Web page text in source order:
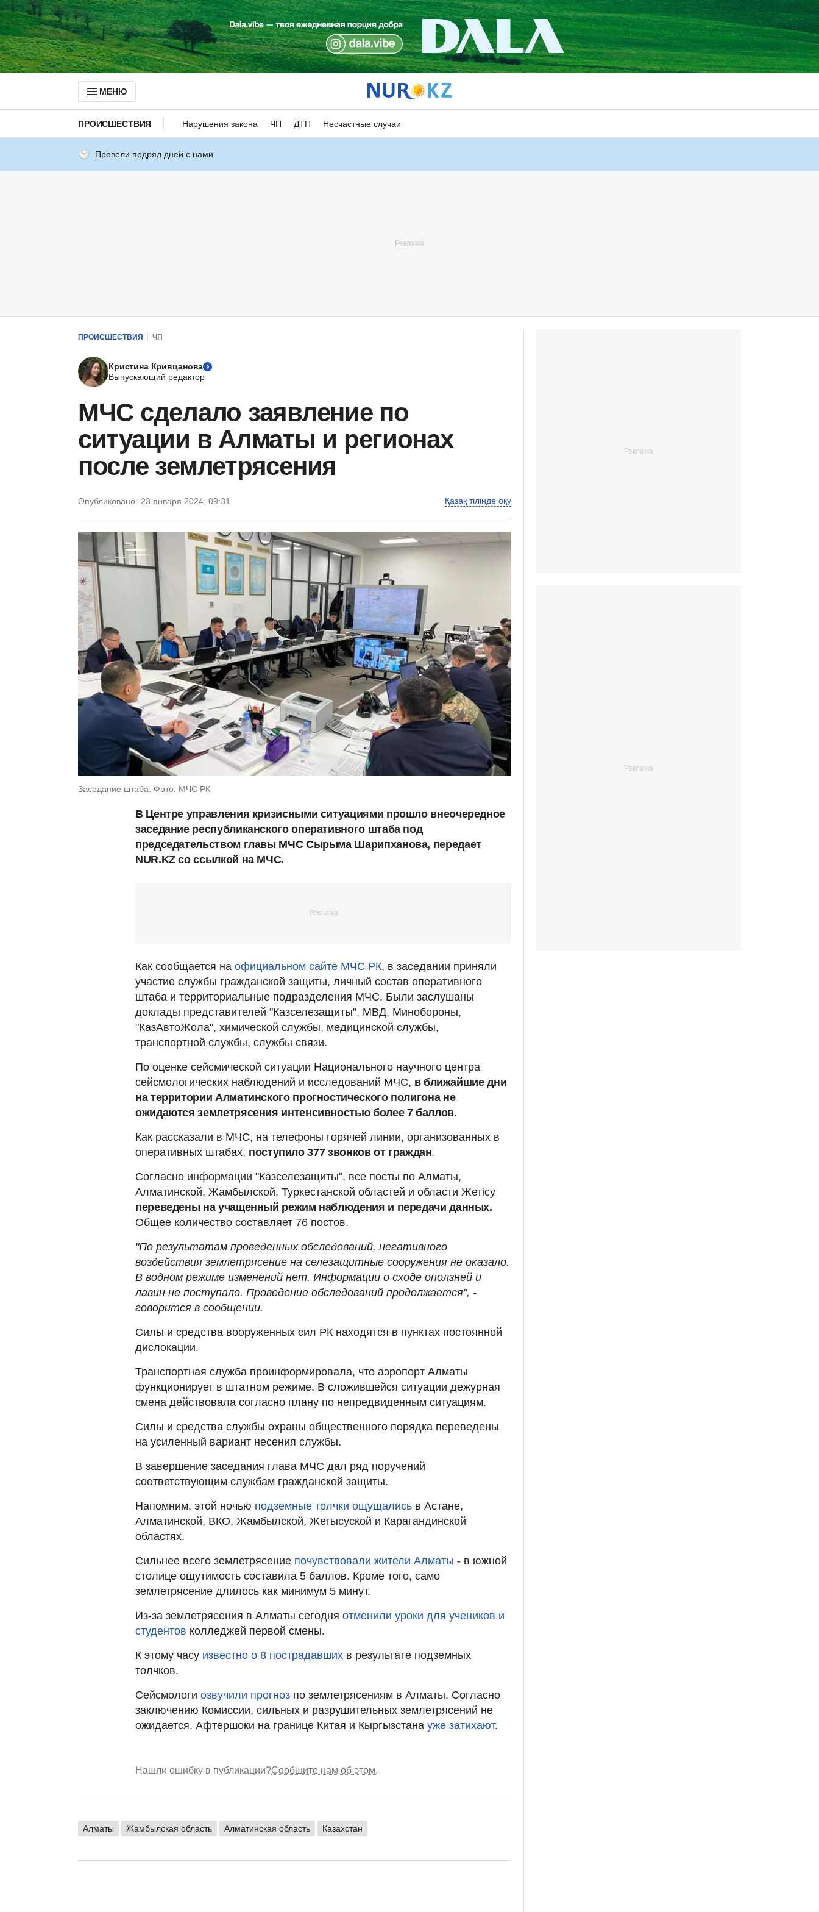
МЕНЮ
ПРОИСШЕСТВИЯ Нарушения закона ЧП ДТП Несчастные случаи
Провели подряд дней с нами
ПРОИСШЕСТВИЯ ЧП
Кристина Кривцанова
Выпускающий редактор
МЧС сделало заявление по
ситуации в Алматы и регионах
после землетрясения
Опубликовано: 23 января 2024, 09:31 Қазақ тілінде оқу
Заседание штаба. Фото: МЧС РК
В Центре управления кризисными ситуациями прошло внеочередное
заседание республиканского оперативного штаба под
председательством главы МЧС Сырыма Шарипханова, передает
NUR.KZ со ссылкой на МЧС.
Как сообщается на официальном сайте МЧС РК, в заседании приняли
участие службы гражданской защиты, личный состав оперативного
штаба и территориальные подразделения МЧС. Были заслушаны
доклады представителей "Казселезащиты", МВД, Минобороны,
"КазАвтоЖола", химической службы, медицинской службы,
транспортной службы, службы связи.
По оценке сейсмической ситуации Национального научного центра
сейсмологических наблюдений и исследований МЧС, в ближайшие дни
на территории Алматинского прогностического полигона не
ожидаются землетрясения интенсивностью более 7 баллов.
Как рассказали в МЧС, на телефоны горячей линии, организованных в
оперативных штабах, поступило 377 звонков от граждан.
Согласно информации "Казселезащиты", все посты по Алматы,
Алматинской, Жамбылской, Туркестанской областей и области Жетісу
переведены на учащенный режим наблюдения и передачи данных.
Общее количество составляет 76 постов.
"По результатам проведенных обследований, негативного
воздействия землетрясение на селезащитные сооружения не оказало.
В водном режиме изменений нет. Информации о сходе оползней и
лавин не поступало. Проведение обследований продолжается", -
говорится в сообщении.
Силы и средства вооруженных сил РК находятся в пунктах постоянной
дислокации.
Транспортная служба проинформировала, что аэропорт Алматы
функционирует в штатном режиме. В сложившейся ситуации дежурная
смена действовала согласно плану по непредвиденным ситуациям.
Силы и средства службы охраны общественного порядка переведены
на усиленный вариант несения службы.
В завершение заседания глава МЧС дал ряд поручений
соответствующим службам гражданской защиты.
Напомним, этой ночью подземные толчки ощущались в Астане,
Алматинской, ВКО, Жамбылской, Жетысуской и Карагандинской
областях.
Сильнее всего землетрясение почувствовали жители Алматы - в южной
столице ощутимость составила 5 баллов. Кроме того, само
землетрясение длилось как минимум 5 минут.
Из-за землетрясения в Алматы сегодня отменили уроки для учеников и
студентов колледжей первой смены.
К этому часу известно о 8 пострадавших в результате подземных
толчков.
Сейсмологи озвучили прогноз по землетрясениям в Алматы. Согласно
заключению Комиссии, сильных и разрушительных землетрясений не
ожидается. Афтершоки на границе Китая и Кыргызстана уже затихают.
Нашли ошибку в публикации?Сообщите нам об этом.
Алматы Жамбылская область Алматинская область Казахстан